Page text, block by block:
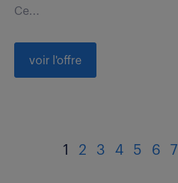
Ce...
voir l'offre
1 2 3 4 5 6 7